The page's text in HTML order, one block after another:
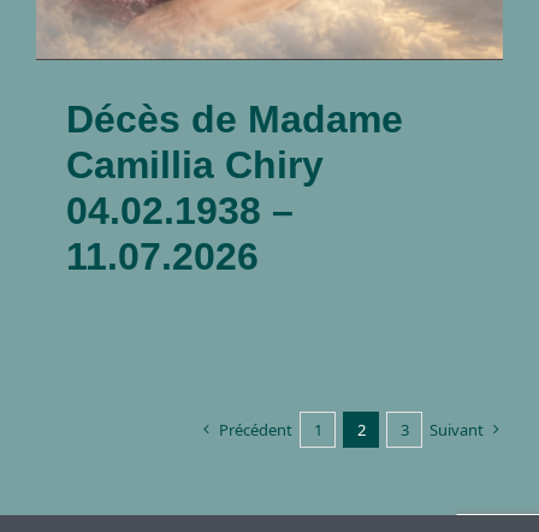
Décès de Madame
Camillia Chiry
04.02.1938 –
11.07.2026
Précédent 1 2 3 Suivant